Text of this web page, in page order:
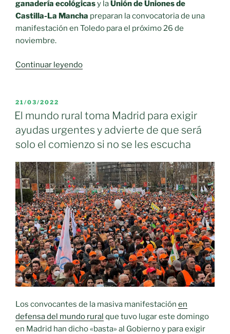
ganadería ecológicasy laUnión de Uniones de
Castilla-La Mancha preparan la convocatoria de una
manifestación en Toledo para el próximo 26 de
noviembre.
Continuar leyendo«Unión
Castilla-
La
Mancha
se
manifestará
para
solicitar
un
reparto
adecuado
de
las
ayudas
de
desarrollo
PUBLICADO
EL
21/03/2022
El mundo rural toma Madrid para exigir
ayudas urgentes y advierte de que será
solo el comienzo si no se les escucha
Los convocantes de la masiva manifestación en
defensa del mundo rural que tuvo lugar este domingo
en Madrid han dicho «basta» al Gobierno y para exigir